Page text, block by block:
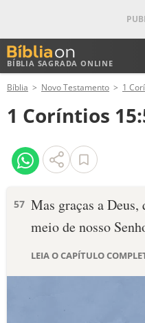
BÍBLIA SAGRADA ONLINE
ANTIGO TESTAMENTO
NOVO TESTAMENTO
VERSÍCULOS
PALAVRA DO DIA
Bíblia Novo Testamento 1
1 Coríntios
57 Mas graças a
meio de nosso
LEIA O CAPÍTULO